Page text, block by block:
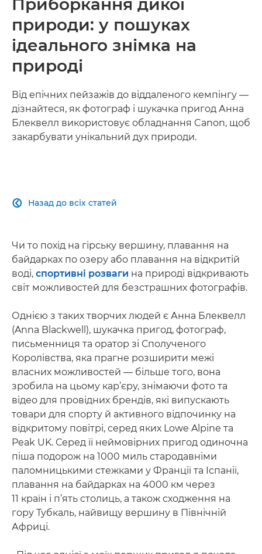
Приборкання дикої
природи: у пошуках
ідеального знімка на
природі
Від епічних пейзажів до віддаленого кемпінгу —
дізнайтеся, як фотограф і шукачка пригод Анна
Блеквелл використовує обладнання Canon, щоб
закарбувати унікальний дух природи.
Назад до всіх статей

Чи то похід на гірську вершину, плавання на
байдарках по озеру або плавання на відкритій
воді, спортивні розваги на природі відкривають
світ можливостей для безстрашних фотографів.
Однією з таких творчих людей є Анна Блеквелл
(Anna Blackwell), шукачка пригод, фотограф,
письменниця та оратор зі Сполученого
Королівства, яка прагне розширити межі
власних можливостей — більше того, вона
зробила на цьому кар’єру, знімаючи фото та
відео для провідних брендів, які випускають
товари для спорту й активного відпочинку на
відкритому повітрі, серед яких Lowe Alpine та
Peak UK. Серед її неймовірних пригод одиночна
піша подорож на 1000 миль стародавніми
паломницькими стежками у Франції та Іспанії,
плавання на байдарках на 4000 км через
11 країн і п’ять столиць, а також сходження на
гору Тубкаль, найвищу вершину в Північній
Африці.